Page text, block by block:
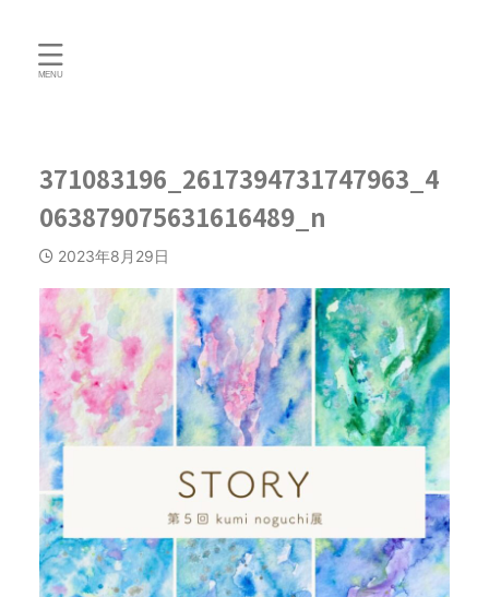
371083196_2617394731747963_4
063879075631616489_n
2023年8月29日